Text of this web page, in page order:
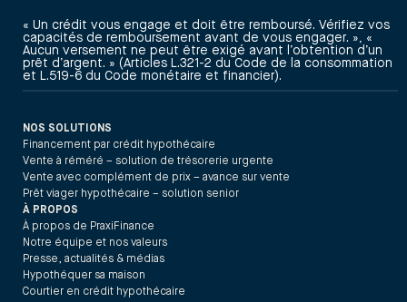
« Un crédit vous engage et doit être remboursé. Vérifiez vos
capacités de remboursement avant de vous engager. », «
Aucun versement ne peut être exigé avant l’obtention d’un
prêt d’argent. » (Articles L.321-2 du Code de la consommation
et L.519-6 du Code monétaire et financier).
NOS SOLUTIONS
Financement par crédit hypothécaire
Vente à réméré – solution de trésorerie urgente
Vente avec complément de prix – avance sur vente
Prêt viager hypothécaire – solution senior
À PROPOS
À propos de PraxiFinance
Notre équipe et nos valeurs
Presse, actualités & médias
Hypothéquer sa maison
Courtier en crédit hypothécaire